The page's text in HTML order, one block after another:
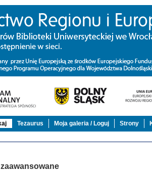
Tezaurus Moja galeria / Loguj Strony